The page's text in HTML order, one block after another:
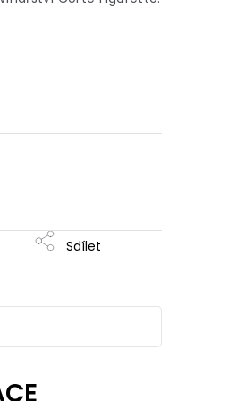
Sdílet